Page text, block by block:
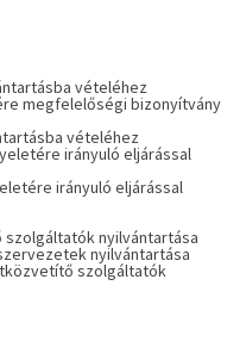
vételéhez
megfelelőségi bizonyítvány
vételéhez
irányuló eljárással
irányuló eljárással
nyilvántartása
nyilvántartása
szolgáltatók